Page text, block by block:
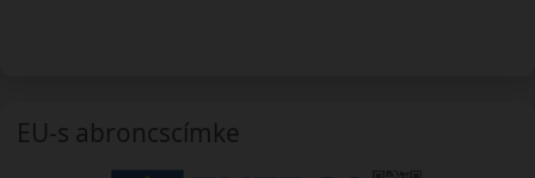
EU-s abroncscímke